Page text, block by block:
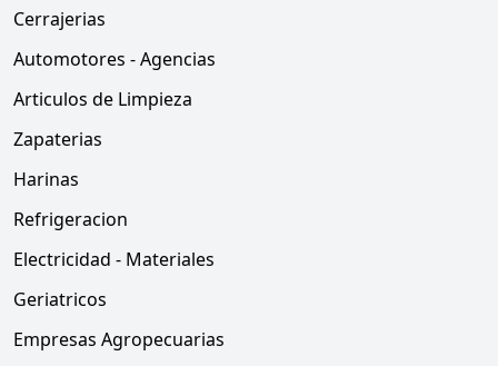
Cerrajerias
Automotores - Agencias
Articulos de Limpieza
Zapaterias
Harinas
Refrigeracion
Electricidad - Materiales
Geriatricos
Empresas Agropecuarias